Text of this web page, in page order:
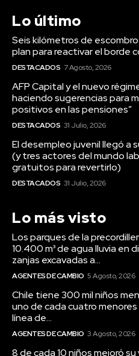
Lo último
Seis kilómetros de
plan para reactivar el borde
DESTACADOS 7 Agosto, 2026
AFP Capital y el nuevo
haciendo sugerencias para
positivos en las pensiones”
DESTACADOS 31 Julio, 2026
El desempleo juvenil llegó a
(y tres actores del mundo
gratuitos para revertirlo)
DESTACADOS 31 Julio, 2026
Lo más visto
Los parques de la
10.400 m³ de agua lluvia en
zanjas excavadas a...
AGENTES DE CAMBIO 5 Agosto, 2026
Chile tiene 300 mil niños
uno de cada cuatro
línea de...
AGENTES DE CAMBIO 3 Agosto, 2026
8 de cada 10 niños mejoró